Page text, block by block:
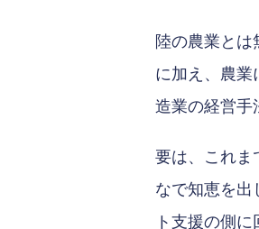
陸の農業とは
に加え、農業
造業の経営手
要は、これま
なで知恵を出
ト支援の側